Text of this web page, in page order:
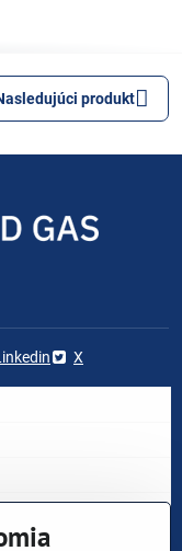
produkt
X